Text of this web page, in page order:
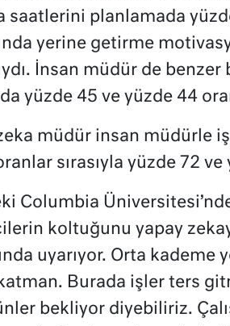
saatlerini planlamada
yerine getirme
İnsan müdür de
yüzde 45 ve yüzde 44
müdür insan müdürle
sırasıyla yüzde 72 ve
Columbia
koltuğunu yapay
uyarıyor. Orta kademe
Burada işler ters
bekliyor diyebiliriz.